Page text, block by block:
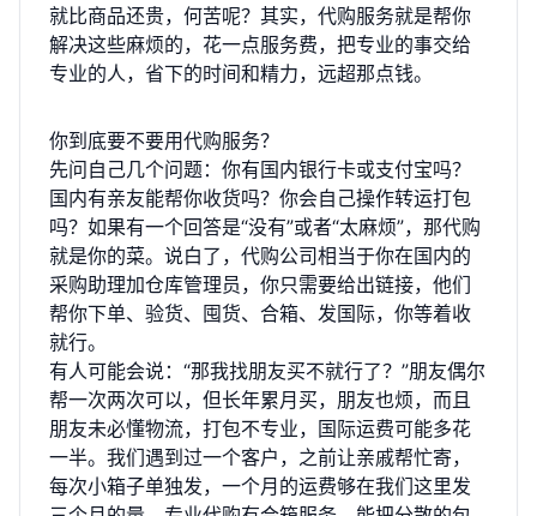
就比商品还贵，何苦呢？其实，代购服务就是帮你
解决这些麻烦的，花一点服务费，把专业的事交给
专业的人，省下的时间和精力，远超那点钱。
你到底要不要用代购服务？
先问自己几个问题：你有国内银行卡或支付宝吗？
国内有亲友能帮你收货吗？你会自己操作转运打包
吗？如果有一个回答是“没有”或者“太麻烦”，那代购
就是你的菜。说白了，代购公司相当于你在国内的
采购助理加仓库管理员，你只需要给出链接，他们
帮你下单、验货、囤货、合箱、发国际，你等着收
就行。
有人可能会说：“那我找朋友买不就行了？”朋友偶尔
帮一次两次可以，但长年累月买，朋友也烦，而且
朋友未必懂物流，打包不专业，国际运费可能多花
一半。我们遇到过一个客户，之前让亲戚帮忙寄，
每次小箱子单独发，一个月的运费够在我们这里发